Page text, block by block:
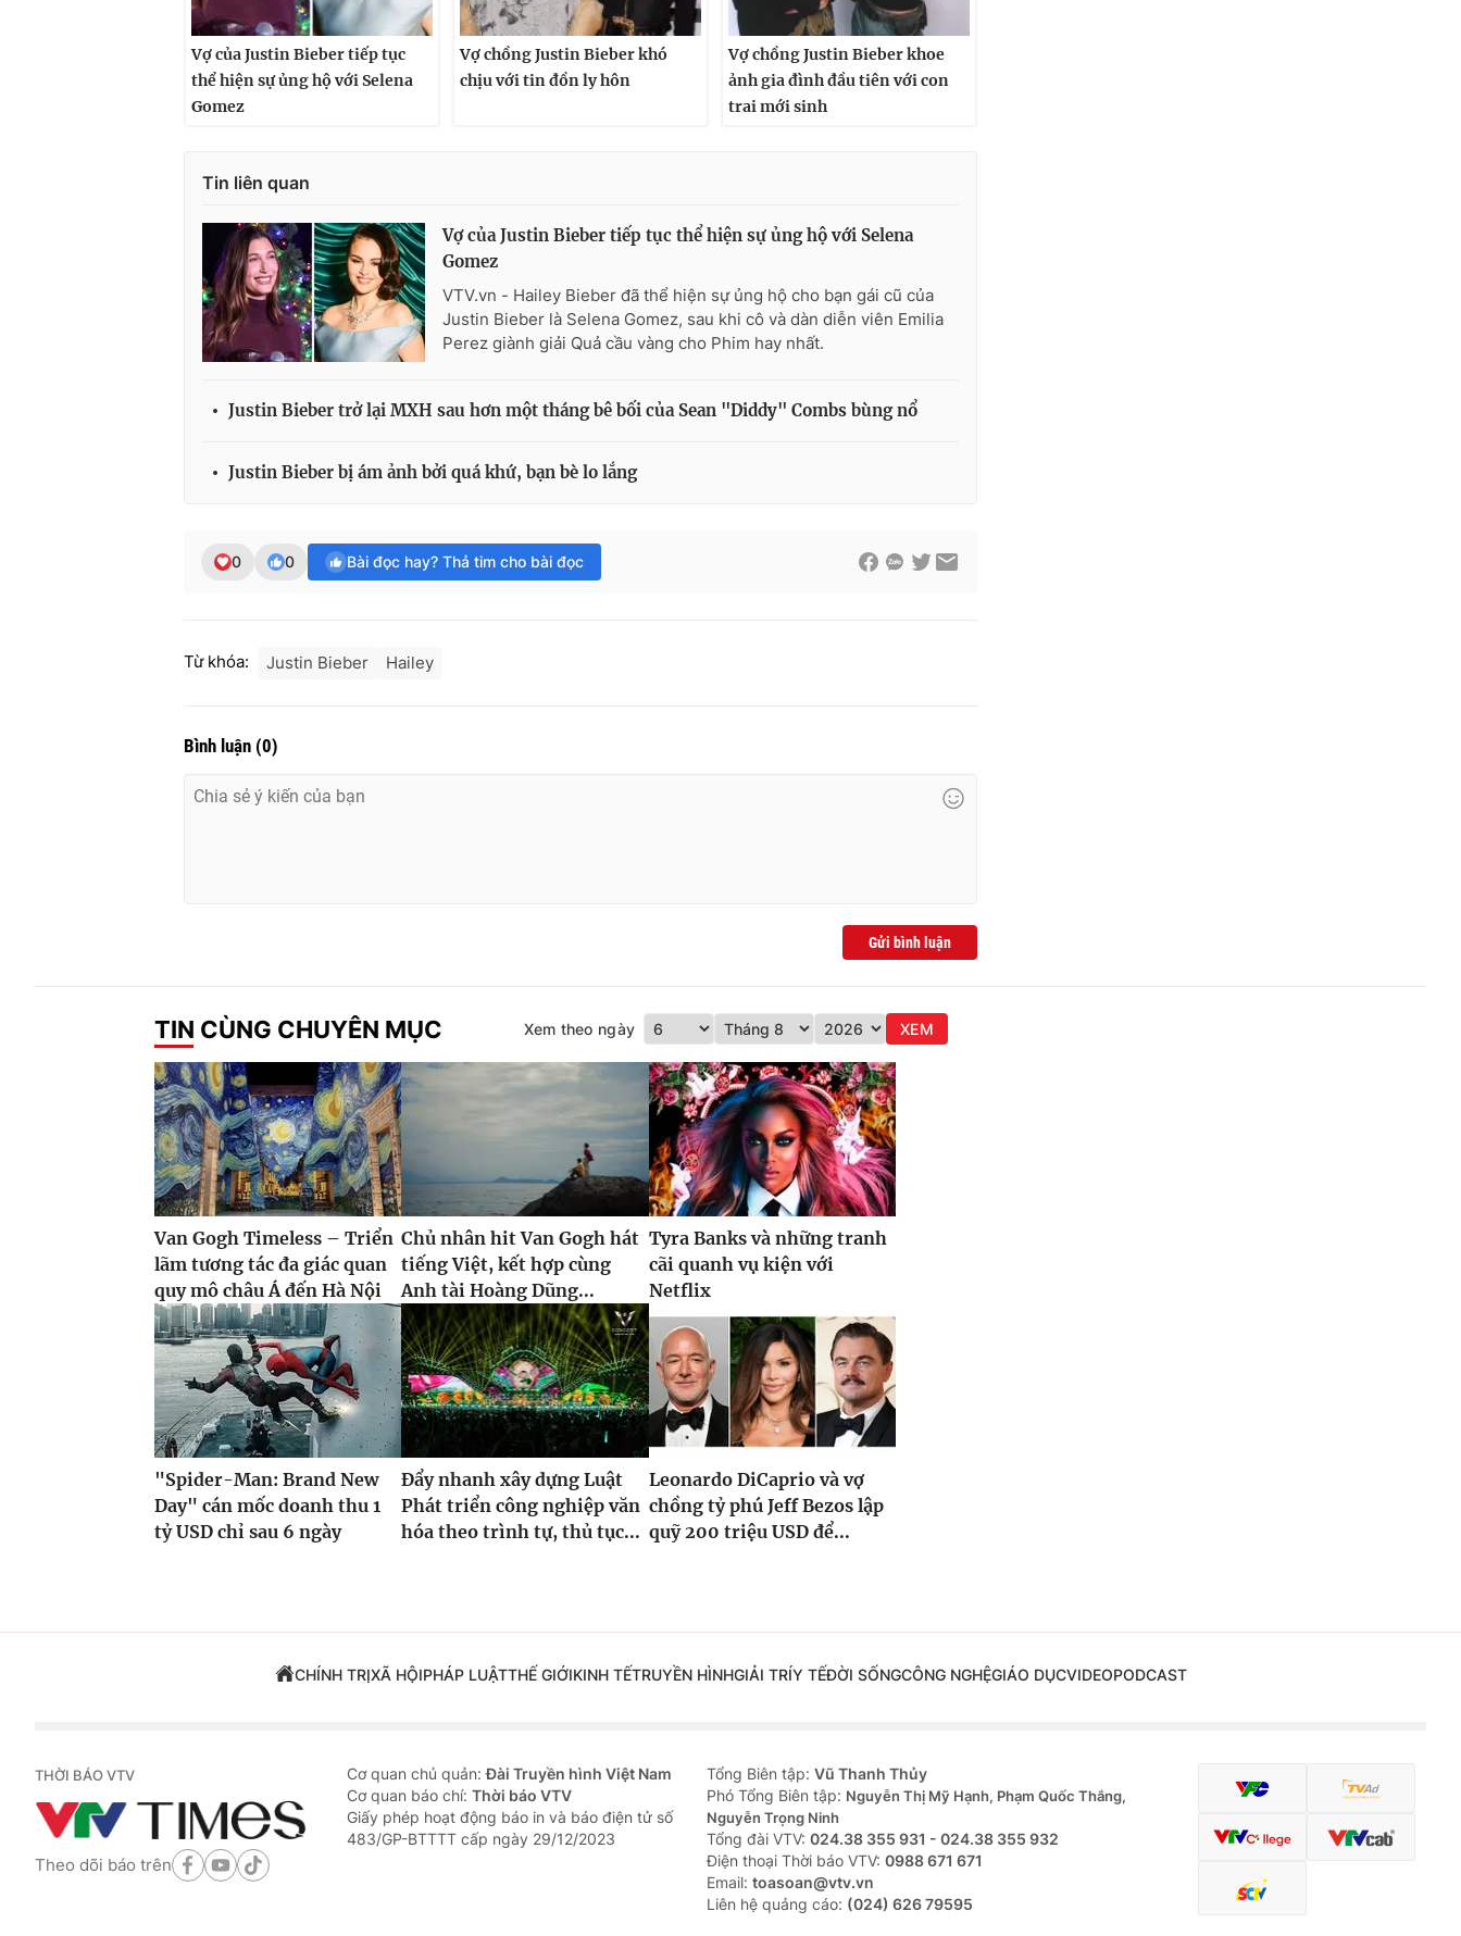
Vợ của Justin Bieber tiếp tục
thể hiện sự ủng hộ với Selena
Gomez
Vợ chồng Justin Bieber khó
chịu với tin đồn ly hôn
Vợ chồng Justin Bieber khoe
ảnh gia đình đầu tiên với con
trai mới sinh
Tin liên quan
Vợ của Justin Bieber tiếp tục thể hiện sự ủng hộ với Selena
Gomez
VTV.vn - Hailey Bieber đã thể hiện sự ủng hộ cho bạn gái cũ của
Justin Bieber là Selena Gomez, sau khi cô và dàn diễn viên Emilia
Perez giành giải Quả cầu vàng cho Phim hay nhất.
Justin Bieber trở lại MXH sau hơn một tháng bê bối của Sean "Diddy" Combs bùng nổ
Justin Bieber bị ám ảnh bởi quá khứ, bạn bè lo lắng
0 0 Bài đọc hay? Thả tim cho bài đọc
Từ khóa: Justin Bieber Hailey
Bình luận (0)
Gửi bình luận
TIN CÙNG CHUYÊN MỤC Xem theo ngày XEM
Van Gogh Timeless – Triển
lãm tương tác đa giác quan
quy mô châu Á đến Hà Nội
Chủ nhân hit Van Gogh hát
tiếng Việt, kết hợp cùng
Anh tài Hoàng Dũng...
Tyra Banks và những tranh
cãi quanh vụ kiện với
Netflix
"Spider-Man: Brand New
Day" cán mốc doanh thu 1
tỷ USD chỉ sau 6 ngày
Đẩy nhanh xây dựng Luật
Phát triển công nghiệp văn
hóa theo trình tự, thủ tục...
Leonardo DiCaprio và vợ
chồng tỷ phú Jeff Bezos lập
quỹ 200 triệu USD để...
CHÍNH TRỊXÃ HỘIPHÁP LUẬTTHẾ GIỚIKINH TẾTRUYỀN HÌNHGIẢI TRÍY TẾĐỜI SỐNGCÔNG NGHỆGIÁO DỤCVIDEOPODCAST
THỜI BÁO VTV
Theo dõi báo trên
Cơ quan chủ quản:Đài Truyền hình Việt Nam
Cơ quan báo chí: Thời báo VTV
Giấy phép hoạt động báo in và báo điện tử số
483/GP-BTTTT cấp ngày 29/12/2023
Tổng Biên tập: Vũ Thanh Thủy
Phó Tổng Biên tập: Nguyễn Thị Mỹ Hạnh, Phạm Quốc Thắng,
Nguyễn Trọng Ninh
Tổng đài VTV: 024.38 355 931 - 024.38 355 932
Ðiện thoại Thời báo VTV: 0988 671 671
Email: toasoan@vtv.vn
Liên hệ quảng cáo: (024) 626 79595